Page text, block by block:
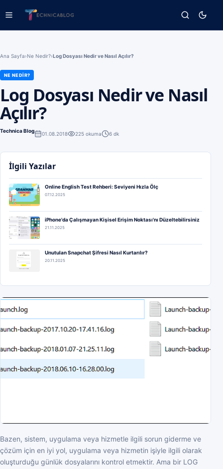
Ana Sayfa›Ne Nedir?›Log Dosyası Nedir ve Nasıl Açılır?
NE NEDIR?
Log Dosyası Nedir ve Nasıl
Açılır?
Technica Blog 01.08.2018 225 okuma 6 dk
Bazen, sistem, uygulama veya hizmetle ilgili sorun giderme ve
çözüm için en iyi yol, uygulama veya hizmetin işiyle ilgili olarak
oluşturduğu günlük dosyalarını kontrol etmektir. Ama bir LOG
İlgili Yazılar
Online English Test Rehberi: Seviyeni Hızla Ölç
07.12.2025
iPhone'da Çalışmayan Kişisel Erişim Noktası'nı Düzeltebilirsiniz
21.11.2025
Unutulan Snapchat Şifresi Nasıl Kurtarılır?
20.11.2025